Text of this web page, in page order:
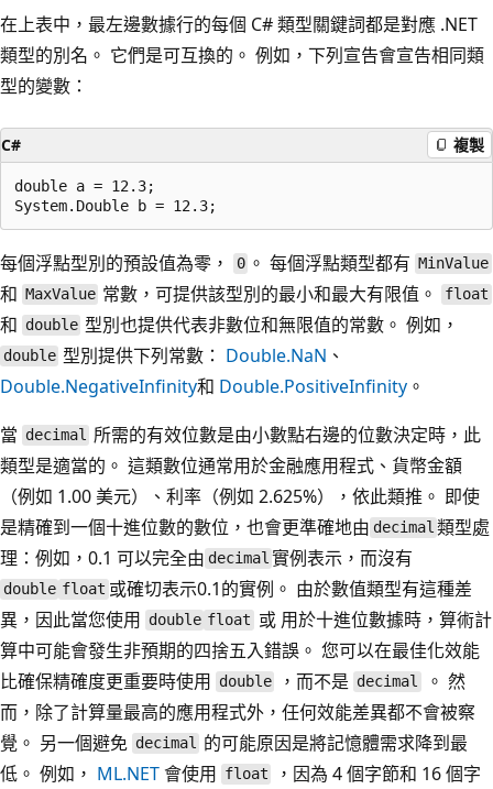
在上表中，最左邊數據行的每個 C# 類型關鍵詞都是對應 .NET
類型的別名。 它們是可互換的。 例如，下列宣告會宣告相同類
型的變數：
C# 複製
double a = 12.3;
每個浮點型別的預設值為零， 0 。 每個浮點類型都有 MinValue
和 MaxValue 常數，可提供該型別的最小和最大有限值。 float
和 double 型別也提供代表非數位和無限值的常數。 例如，
double 型別提供下列常數： Double.NaN 、
Double.NegativeInfinity和 Double.PositiveInfinity 。
當 decimal 所需的有效位數是由小數點右邊的位數決定時，此
類型是適當的。 這類數位通常用於金融應用程式、貨幣金額
（例如 1.00 美元）、利率（例如 2.625%），依此類推。 即使
是精確到一個十進位數的數位，也會更準確地由 decimal 類型處
理：例如，0.1 可以完全由 decimal 實例表示，而沒有
double float 或確切表示0.1的實例。 由於數值類型有這種差
異，因此當您使用 double float 或 用於十進位數據時，算術計
算中可能會發生非預期的四捨五入錯誤。 您可以在最佳化效能
比確保精確度更重要時使用 double ，而不是 decimal
。 然
而，除了計算量最高的應用程式外，任何效能差異都不會被察
覺。 另一個避免 decimal 的可能原因是將記憶體需求降到最
低。 例如， ML.NET會使用 float ，因為 4 個字節和 16 個字